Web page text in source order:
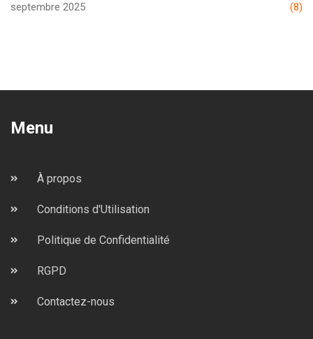
septembre 2025 (8)
Menu
À propos
Conditions d'Utilisation
Politique de Confidentialité
RGPD
Contactez-nous